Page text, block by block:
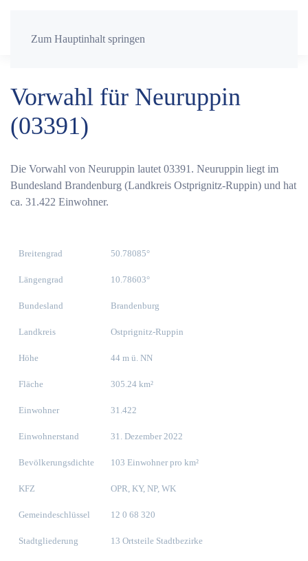
Zum Hauptinhalt springen
Vorwahl für Neuruppin
(03391)
Die Vorwahl von Neuruppin lautet 03391. Neuruppin liegt im
Bundesland Brandenburg (Landkreis Ostprignitz-Ruppin) und hat
ca. 31.422 Einwohner.
Breitengrad 50.78085°
Längengrad 10.78603°
Bundesland Brandenburg
Landkreis Ostprignitz-Ruppin
Höhe 44 m ü. NN
Fläche 305.24 km²
Einwohner 31.422
Einwohnerstand 31. Dezember 2022
Bevölkerungsdichte 103 Einwohner pro km²
KFZ OPR, KY, NP, WK
Gemeindeschlüssel 12 0 68 320
Stadtgliederung 13 Ortsteile Stadtbezirke